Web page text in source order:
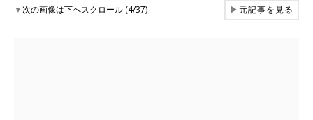
▼次の画像は下へスクロール (4/37) ▶元記事を見る